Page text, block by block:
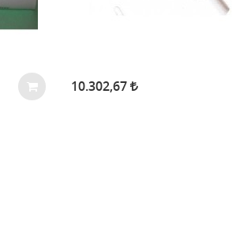
10.302,67